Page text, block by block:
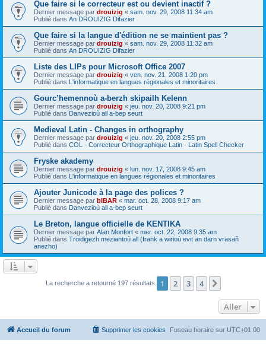
Que faire si le correcteur est ou devient inactif ?
Dernier message par drouizig « sam. nov. 29, 2008 11:34 am
Publié dans An DROUIZIG Difazier
Que faire si la langue d'édition ne se maintient pas ?
Dernier message par drouizig « sam. nov. 29, 2008 11:32 am
Publié dans An DROUIZIG Difazier
Liste des LIPs pour Microsoft Office 2007
Dernier message par drouizig « ven. nov. 21, 2008 1:20 pm
Publié dans L'informatique en langues régionales et minoritaires
Gourc’hemennoù a-berzh skipailh Kelenn
Dernier message par drouizig « jeu. nov. 20, 2008 9:21 pm
Publié dans Danvezioù all a-bep seurt
Medieval Latin - Changes in orthography
Dernier message par drouizig « jeu. nov. 20, 2008 2:55 pm
Publié dans COL - Correcteur Orthographique Latin - Latin Spell Checker
Fryske akademy
Dernier message par drouizig « lun. nov. 17, 2008 9:45 am
Publié dans L'informatique en langues régionales et minoritaires
Ajouter Junicode à la page des polices ?
Dernier message par bIBAR « mar. oct. 28, 2008 9:17 am
Publié dans Danvezioù all a-bep seurt
Le Breton, langue officielle de KENTIKA
Dernier message par Alan Monfort « mer. oct. 22, 2008 9:35 am
Publié dans Troidigezh meziantoù all (frank a wirioù evit an darn vrasañ
anezho)
La recherche a retourné 197 résultats 1 2 3 4
Aller
Accueil du forum Fuseau horaire sur UTC+01:00
Supprimer les cookies